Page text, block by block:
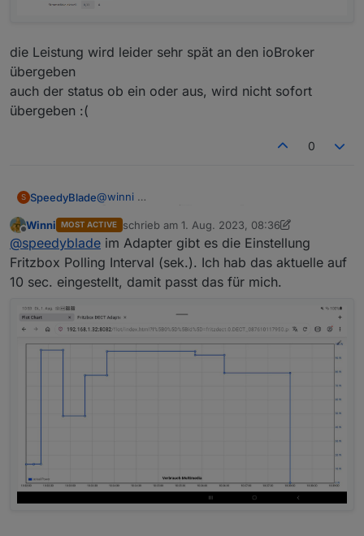
die Leistung wird leider sehr spät an den ioBroker
übergeben
auch der status ob ein oder aus, wird nicht sofort
übergeben :(
0
S SpeedyBlade@winni
die Leistung wird leider sehr spät an den
ioBroker übergeben
auch der status ob ein oder aus, wird nicht sofort
übergeben :(
Winni MOST ACTIVE schrieb am 1. Aug. 2023, 08:36
zuletzt editiert von Winni 8. Jan. 2023, 10:53
@speedyblade im Adapter gibt es die Einstellung
Fritzbox Polling Interval (sek.). Ich hab das aktuelle auf
10 sec. eingestellt, damit passt das für mich.